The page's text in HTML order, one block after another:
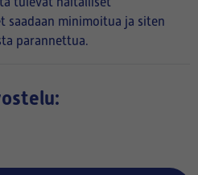
saadaan minimoitua ja siten
parannettua.